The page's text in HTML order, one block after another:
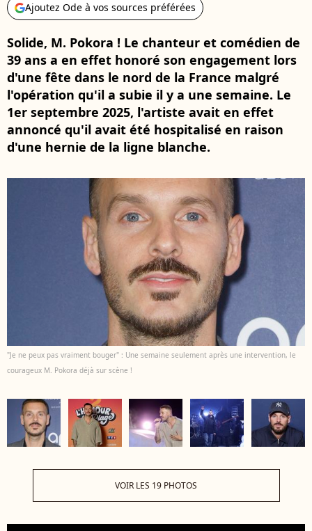
Ajoutez Ode à vos sources préférées
Solide, M. Pokora ! Le chanteur et comédien de
39 ans a en effet honoré son engagement lors
d'une fête dans le nord de la France malgré
l'opération qu'il a subie il y a une semaine. Le
1er septembre 2025, l'artiste avait en effet
annoncé qu'il avait été hospitalisé en raison
d'une hernie de la ligne blanche.
"Je ne peux pas vraiment bouger" : Une semaine seulement après une intervention, le
courageux M. Pokora déjà sur scène !
VOIR LES 19 PHOTOS